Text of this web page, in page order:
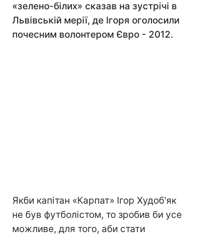
«зелено-білих» сказав на зустрічі в
Львівській мерії, де Ігоря оголосили
почесним волонтером Євро - 2012.
Якби капітан «Карпат» Ігор Худоб'як
не був футболістом, то зробив би усе
можливе, для того, аби стати